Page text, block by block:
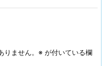
ません。 ※ が付いている欄